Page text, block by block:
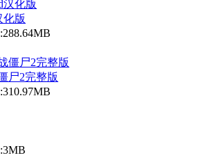
化版
尸2完整版